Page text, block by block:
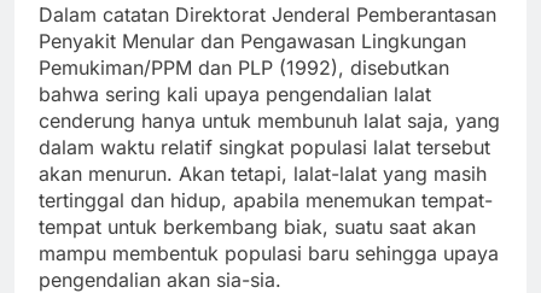
Dalam catatan Direktorat Jenderal Pemberantasan
Penyakit Menular dan Pengawasan Lingkungan
Pemukiman/PPM dan PLP (1992), disebutkan
bahwa sering kali upaya pengendalian lalat
cenderung hanya untuk membunuh lalat saja, yang
dalam waktu relatif singkat populasi lalat tersebut
akan menurun. Akan tetapi, lalat-lalat yang masih
tertinggal dan hidup, apabila menemukan tempat-
tempat untuk berkembang biak, suatu saat akan
mampu membentuk populasi baru sehingga upaya
pengendalian akan sia-sia.